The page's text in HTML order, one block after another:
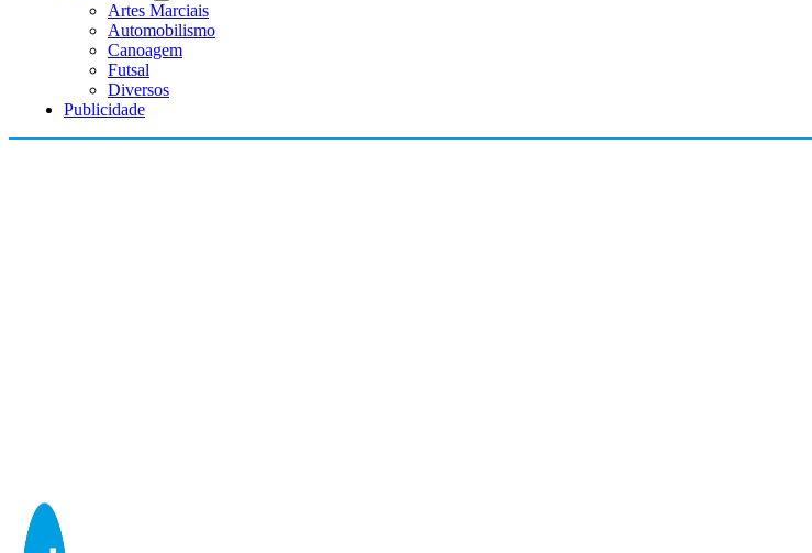
Artes Marciais
Automobilismo
Canoagem
Futsal
Diversos
Publicidade